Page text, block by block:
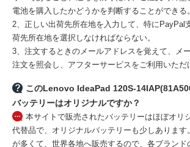
電池を購入したかどうかを判断することができる。
2、正しい出荷先所在地を入力して、特にPayPal
荷先所在地を選択しなければならない。
3、注文するときのメールアドレスを覚えて、メ
注文を照会し、アフターサービスをご利用いただ
このLenovo IdeaPad 120S-
バッテリーはオリジナルですか？
本サイトで販売されたバッテリーはほぼオリ
代替品で、オリジナルバッテリーも少しあります
が多くて、世界各地へ販売するので、各ブランド